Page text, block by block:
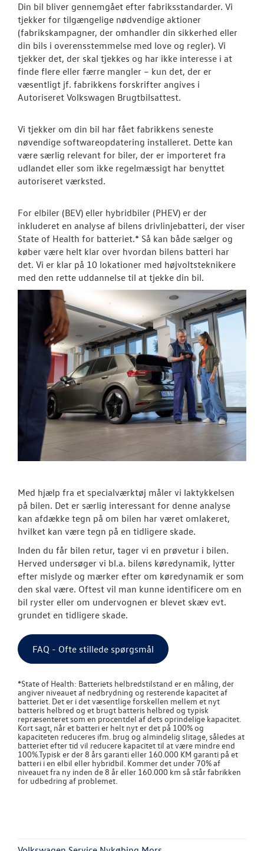
Service 5+
RESERVEDELE
OM OS
Din bil bliver gennemgået efter fabriksstandarder. Vi
tjekker for tilgængelige nødvendige aktioner
(fabrikskampagner, der omhandler din sikkerhed eller
din bils i overensstemmelse med love og regler). Vi
tjekker det, der skal tjekkes og har ikke interesse i at
finde flere eller færre mangler – kun det, der er
væsentligt jf. fabrikkens forskrifter angives i
Autoriseret Volkswagen Brugtbilsattest.
Vi tjekker om din bil har fået fabrikkens seneste
nøvendige softwareopdatering installeret. Dette kan
være særlig relevant for biler, der er importeret fra
udlandet eller som ikke regelmæssigt har benyttet
autoriseret værksted.
For elbiler (BEV) eller hybridbiler (PHEV) er der
inkluderet en analyse af bilens drivlinjebatteri, der viser
State of Health for batteriet.* Så kan både sælger og
køber være helt klar over hvordan bilens batteri har
det. Vi er klar på 10 lokationer med højvoltsteknikere
med den rette uddannelse til at tjekke din bil.
Med hjælp fra et specialværktøj måler vi laktykkelsen
på bilen. Det er særlig interessant for denne analyse
kan afdække tegn på om bilen har været omlakeret,
hvilket kan være tegn på en tidligere skade.
Inden du får bilen retur, tager vi en prøvetur i bilen.
Herved undersøger vi bl.a. bilens køredynamik, lytter
efter mislyde og mærker efter om køredynamik er som
den skal være. Oftest vil man kunne identificere om en
bil ryster eller om undervognen er blevet skæv evt.
grundet en tidligere skade.
FAQ - Ofte stillede spørgsmål
*State of Health: Batteriets helbredstilstand er en måling, der
angiver niveauet af nedbrydning og resterende kapacitet af
batteriet. Det er i det væsentlige forskellen mellem et nyt
batteris helbred og et brugt batteris helbred og typisk
repræsenteret som en procentdel af dets oprindelige kapacitet.
Kort sagt, når et batteri er helt nyt er det på 100% og
kapaciteten reduceres ifm. brug og almindelig slitage, således at
batteriet efter tid vil reducere kapacitet til at være mindre end
100%.Typisk er der 8 års garanti eller 160.000 KM garanti på et
batteri i en elbil eller hybridbil. Kommer det under 70% af
niveauet fra ny inden de 8 år eller 160.000 km så står fabrikken
for udbedring af problemet.